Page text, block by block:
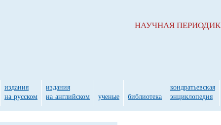
НАУЧНАЯ
издания
на русском
издания
на английском
ученые библиотека
кондратьевская
энциклопедия